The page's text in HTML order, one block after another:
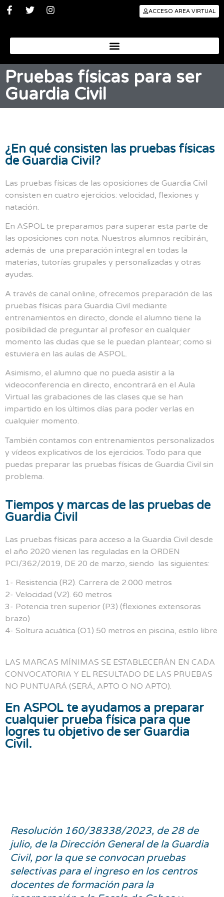
ACCESO AREA VIRTUAL
Pruebas físicas para ser
Guardia Civil
¿En qué consisten las pruebas físicas
de Guardia Civil?
Las pruebas físicas de las oposiciones de Guardia Civil
consisten en cuatro ejercicios: velocidad, flexiones y
natación.
En ASPOL te preparamos para superar esta parte de
las oposiciones con nota. Nuestros alumnos recibirán,
además de una preparación integral en todas la
materias, tutorías grupales y personalizadas y otras
ayudas.
A través de canal online, ofrecemos preparación de las
pruebas físicas para Guardia Civil mediante
entrenamientos en directo, donde el alumno tiene la
posibilidad de preguntar al profesor en cualquier
momento las dudas que se le puedan plantear; como si
estuviera en las aulas de ASPOL.
Asimismo, el alumno que no pueda asistir a la
videoconferencia en directo, encontrará en el Aula
Virtual las grabaciones de las clases que se han
impartido en los últimos días para poder verlas en
cualquier momento.
También contamos con entrenamientos personalizados
y vídeos explicativos de los ejercicios. Todo para que
puedas preparar las pruebas físicas de Guardia Civil sin
problema.
Tiempos y marcas de las pruebas de
Guardia Civil
Las pruebas físicas para acceso a la Guardia Civil desde
el año 2020 vienen las reguladas en la ORDEN
PCI/362/2019, DE 20 de marzo, siendo las siguientes:
1- Resistencia (R2). Carrera de 2.000 metros
2- Velocidad (V2). 60 metros
3- Potencia tren superior (P3) (flexiones extensoras
brazo)
4- Soltura acuática (O1) 50 metros en piscina, estilo libre
LAS MARCAS MÍNIMAS SE ESTABLECERÁN EN CADA
CONVOCATORIA Y EL RESULTADO DE LAS PRUEBAS
NO PUNTUARÁ (SERÁ, APTO O NO APTO).
En ASPOL te ayudamos a preparar
cualquier prueba física para que
logres tu objetivo de ser Guardia
Civil.
Resolución 160/38338/2023, de 28 de
julio, de la Dirección General de la Guardia
Civil, por la que se convocan pruebas
selectivas para el ingreso en los centros
docentes de formación para la